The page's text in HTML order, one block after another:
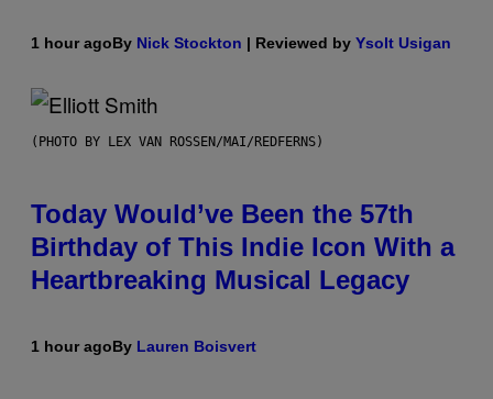
1 hour agoBy Nick Stockton | Reviewed by Ysolt Usigan
(PHOTO BY LEX VAN ROSSEN/MAI/REDFERNS)
Today Would’ve Been the 57th
Birthday of This Indie Icon With a
Heartbreaking Musical Legacy
1 hour agoBy Lauren Boisvert